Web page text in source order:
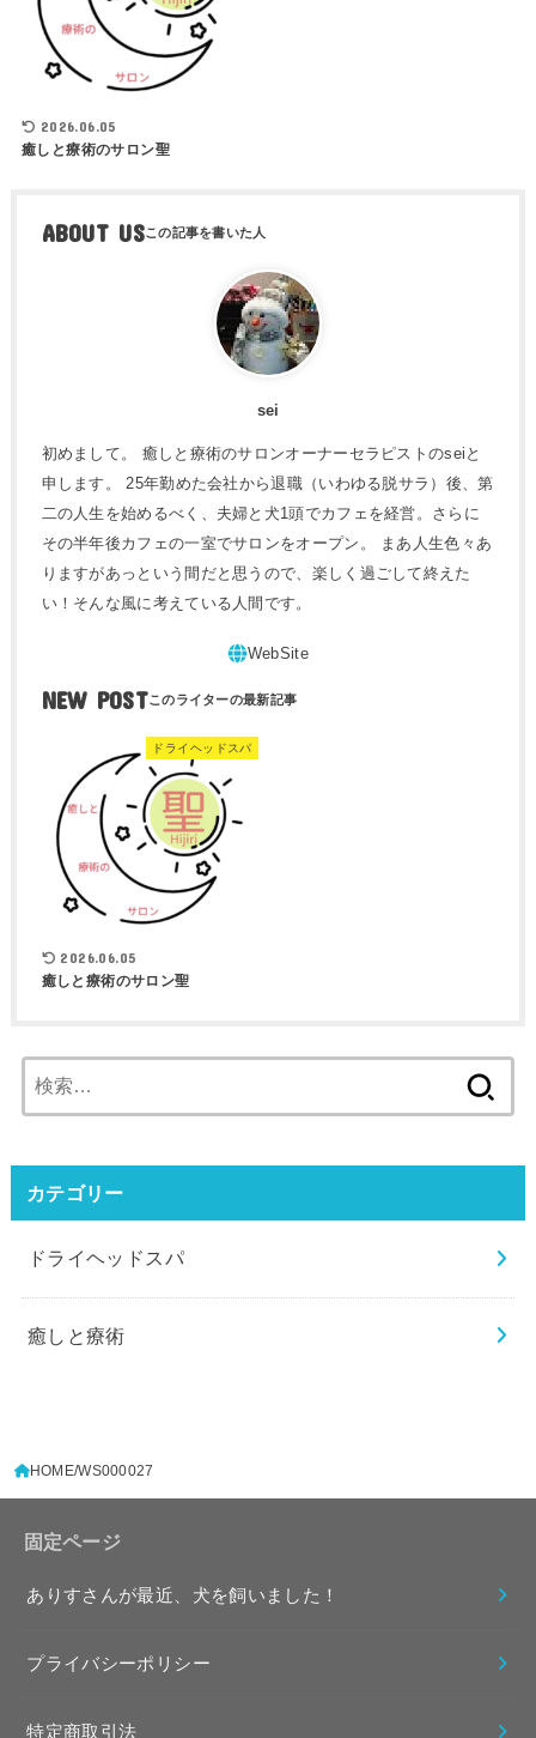
2026.06.05
癒しと療術のサロン聖
ABOUT US
sei
初めまして。 癒しと療術のサロンオーナーセラピストのseiと
申します。 25年勤めた会社から退職（いわゆる脱サラ）後、第
二の人生を始めるべく、夫婦と犬1頭でカフェを経営。さらに
その半年後カフェの一室でサロンをオープン。 まあ人生色々あ
りますがあっという間だと思うので、楽しく過ごして終えた
い！そんな風に考えている人間です。
NEW POST
ドライヘッドスパ
2026.06.05
癒しと療術のサロン聖
索:
カテゴリー
ドライヘッドスパ
癒しと療術
HOME WS000027
固定ページ
ありすさんが最近、犬を飼いました！
プライバシーポリシー
特定商取引法